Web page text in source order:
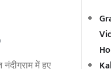
में हुए